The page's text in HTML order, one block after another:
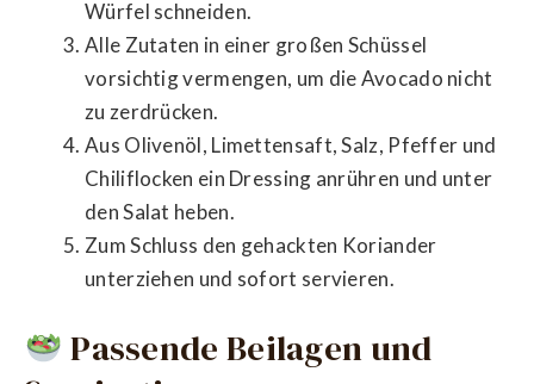
Würfel schneiden.
Alle Zutaten in einer großen Schüssel
vorsichtig vermengen, um die Avocado nicht
zu zerdrücken.
Aus Olivenöl, Limettensaft, Salz, Pfeffer und
Chiliflocken ein Dressing anrühren und unter
den Salat heben.
Zum Schluss den gehackten Koriander
unterziehen und sofort servieren.
Passende Beilagen und